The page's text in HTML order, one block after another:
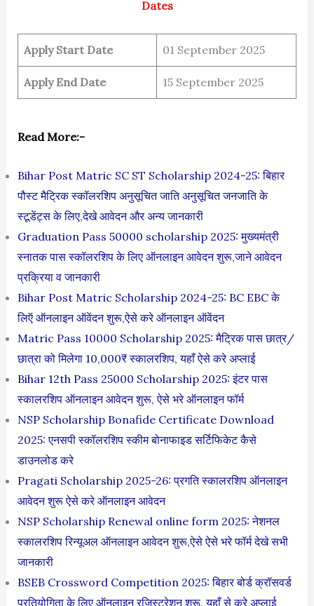
Dates
Apply Start Date 01 September 2025
Apply End Date 15 September 2025
Read More:-
Bihar Post Matric SC ST Scholarship 2024-25: बिहार
पौस्ट मैट्रिक स्कॉलरशिप अनुसूचित जाति अनुसूचित जनजाति के
स्टूडेंट्स के लिए,देखे आवेदन और अन्य जानकारी
Graduation Pass 50000 scholarship 2025: मुख्यमंत्री
स्नातक पास स्कॉलरशिप के लिए ऑनलाइन आवेदन शुरू,जाने आवेदन
प्रक्रिया व जानकारी
Bihar Post Matric Scholarship 2024-25: BC EBC के
लिऍ ऑनलाइन ऑवेंदन शुरू,ऐसे करे ऑनलाइन ऑवेंदन
Matric Pass 10000 Scholarship 2025: मैट्रिक पास छात्र/
छात्रा को मिलेगा 10,000₹ स्कालरशिप, यहाँ ऐसे करे अप्लाई
Bihar 12th Pass 25000 Scholarship 2025: इंटर पास
स्कालरशिप ऑनलाइन आवेदन शुरू, ऐसे भरे ऑनलाइन फॉर्म
NSP Scholarship Bonafide Certificate Download
2025: एनसपी स्कॉलरशिप स्कीम बोनाफाइड सर्टिफिकेट कैसे
डाउनलोड करे
Pragati Scholarship 2025-26: प्रगति स्कालरशिप ऑनलाइन
आवेदन शुरू ऐसे करे ऑनलाइन आवेदन
NSP Scholarship Renewal online form 2025: नेशनल
स्कालरशिप रिन्यूअल ऑनलाइन आवेदन शुरू,ऐसे ऐसे भरे फॉर्म देखे सभी
जानकारी
BSEB Crossword Competition 2025: बिहार बोर्ड क्रॉसवर्ड
प्रतियोगिता के लिए ऑनलाइन रजिस्ट्रेशन शुरू, यहाँ से करे अप्लाई